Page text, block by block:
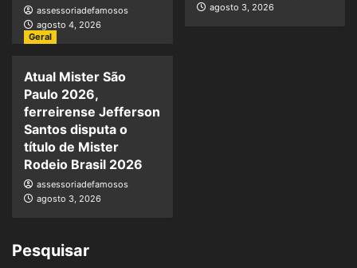
assessoriadefamosos
agosto 4, 2026
agosto 3, 2026
Geral
Atual Mister São
Paulo 2026,
ferreirense Jefferson
Santos disputa o
título de Mister
Rodeio Brasil 2026
assessoriadefamosos
agosto 3, 2026
Pesquisar